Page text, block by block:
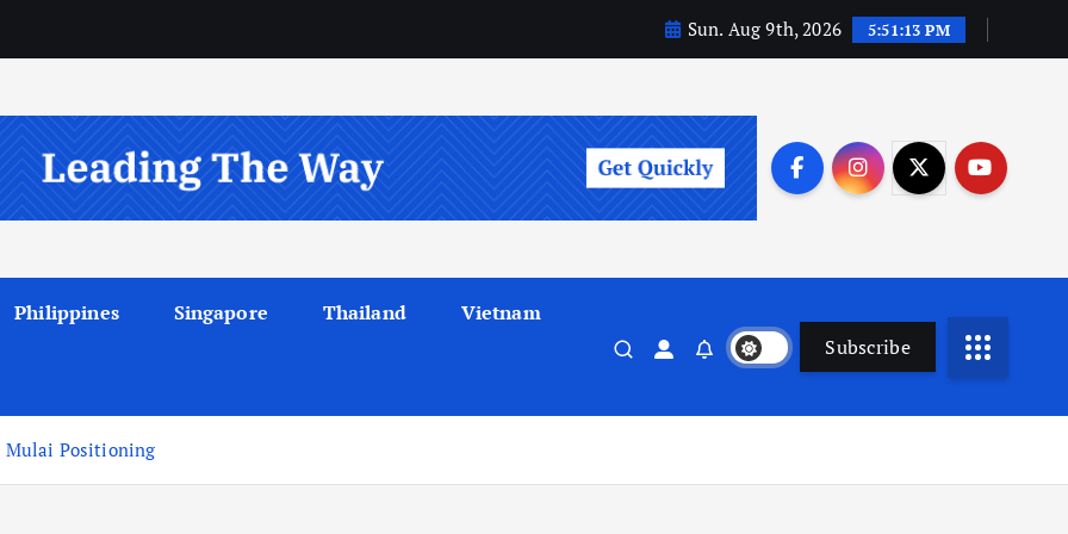
Sun. Aug 9th, 2026 5:51:14 PM
Philippines Singapore Thailand Vietnam
Subscribe
Mulai Positioning